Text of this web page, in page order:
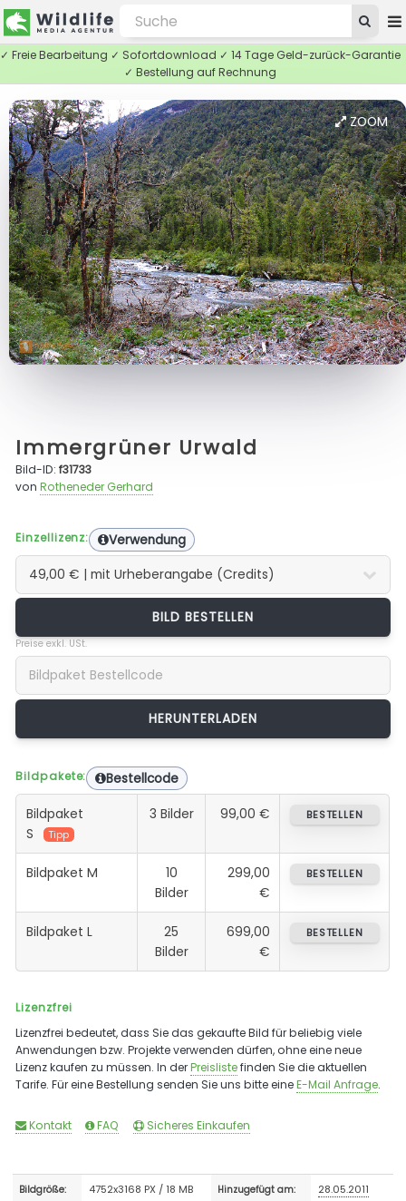
✓ Freie Bearbeitung ✓ Sofortdownload ✓ 14 Tage Geld-zurück-Garantie
✓ Bestellung auf Rechnung
ZOOM
Immergrüner Urwald
Bild-ID:f31733
vonRotheneder Gerhard
Einzellizenz: Verwendung
BILD BESTELLEN
Preise exkl. USt.
Bildpakete: Bestellcode
Bildpaket
S
Tipp
3 Bilder 99,00 € BESTELLEN
Bildpaket M
10
Bilder
299,00
€
BESTELLEN
Bildpaket L
25
Bilder
699,00
€
BESTELLEN
Lizenzfrei
Lizenzfrei bedeutet, dass Sie das gekaufte Bild für beliebig viele
Anwendungen bzw. Projekte verwenden dürfen, ohne eine neue
Lizenz kaufen zu müssen. In derPreislistefinden Sie die aktuellen
Tarife. Für eine Bestellung senden Sie uns bitte eineE-Mail Anfrage.
Kontakt FAQ Sicheres Einkaufen
Bildgröße: 4752x3168 PX / 18 MB Hinzugefügt am: 28.05.2011